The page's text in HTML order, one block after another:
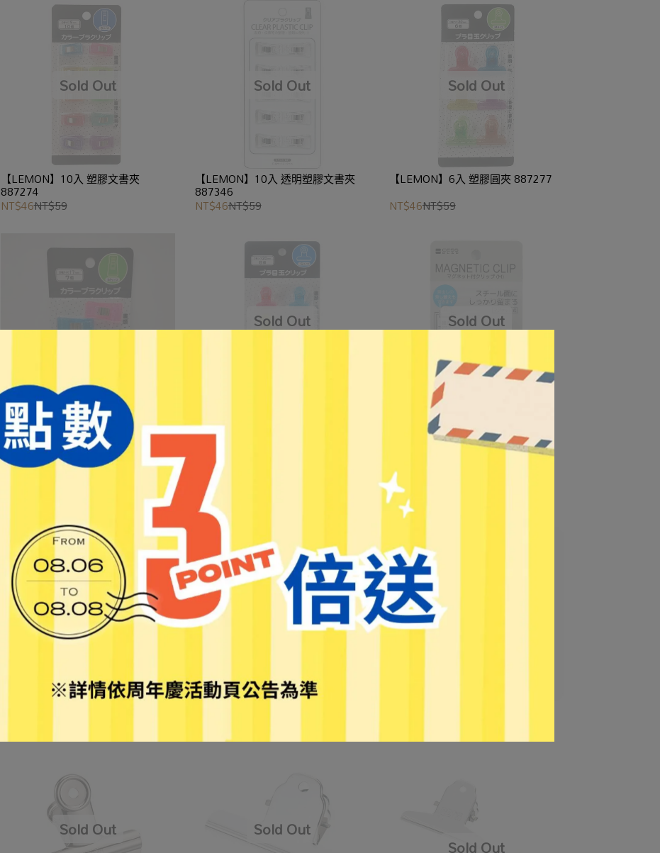
【LEMON】10入 塑膠文書夾
887274
NT$46NT$59
【LEMON】10入 透明塑膠文書夾
887346
NT$46NT$59
【LEMON】6入 塑膠圓夾 887277
NT$46NT$59
【LEMON】7入塑膠文書夾#2
NT$46
【LEMON】強力文件磁鐵夾2色M
887228
NT$69
NT$12